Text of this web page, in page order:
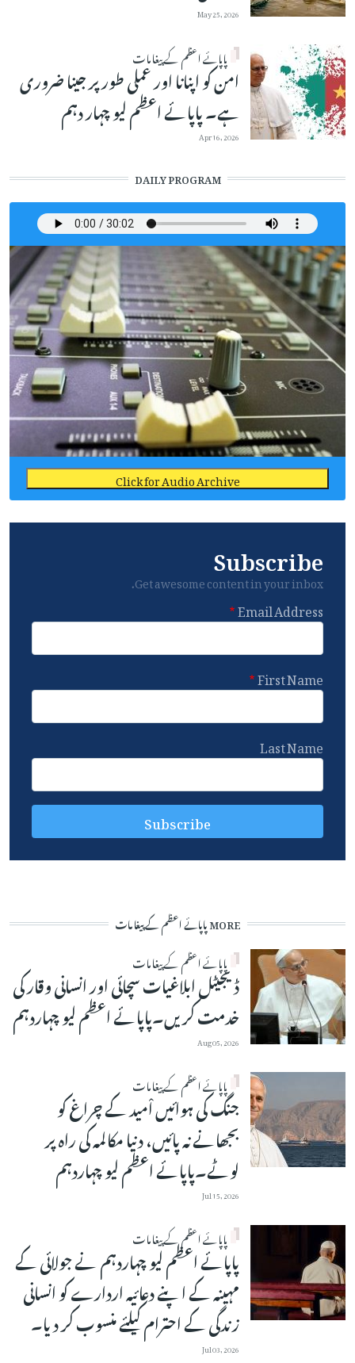
May 25, 2026
پاپائے اعظم کے پیغامات
امن کو اپنانا اور عملی طور پر جینا ضروری
ہے۔ پاپائے اعظم لیو چہار دہم
Apr 16, 2026
DAILY PROGRAM
Click for Audio Archive
Subscribe
Get awesome content in your inbox.
Email Address
First Name
Last Name
MORE پاپائے اعظم کے پیغامات
پاپائے اعظم کے پیغامات
ڈیجیٹل ابلاغیات سچائی اور انسانی وقار کی
خدمت کریں۔پاپائے اعظم لیو چہاردہم
Aug 05, 2026
پاپائے اعظم کے پیغامات
جنگ کی ہوائیں اْمید کے چراغ کو
بجھانے نہ پائیں، دنیا مکالمہ کی راہ پر
لوٹے۔پاپائے اعظم لیو چہاردہم
Jul 15, 2026
پاپائے اعظم کے پیغامات
پاپائے اعظم لیو چہاردہم نے جولائی کے
مہینہ کے اپنے دعائیہ اردارے کو انسانی
زندگی کے احترام کیلئے منسوب کر دیا۔
Jul 03, 2026